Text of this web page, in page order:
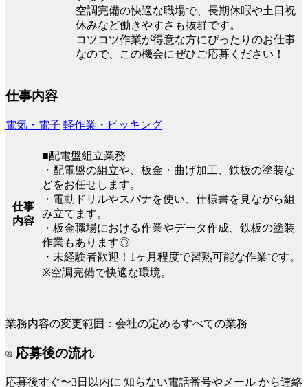
空調完備の快適な職場で、長期休暇や土日祝
休みなど働きやすさも抜群です。
コツコツ作業が得意な方にぴったりのお仕事
なので、この機会にぜひご応募ください！
仕事内容
電気・電子 軽作業・ピッキング
仕事
内容
■配電盤組立業務
・配電盤の組立や、板金・曲げ加工、鉄板の塗装な
どをお任せします。
・電動ドリルやスパナを使い、仕様書を見ながら組
み立てます。
・板金職場における作業やデータ作成、鉄板の塗装
作業もあります◎
・未経験者歓迎！1ヶ月程度で習熟可能な作業です。
※空調完備で快適な環境。
業務内容の変更範囲：会社の定めるすべての業務
応募後の流れ
応募後すぐ〜3日以内に 知らない電話番号やメール から連絡